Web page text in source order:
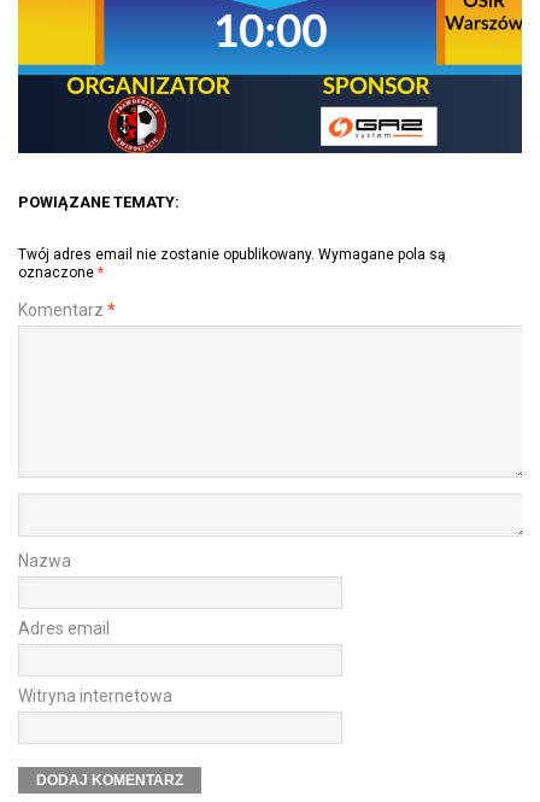
POWIĄZANE TEMATY:
Twój adres email nie zostanie opublikowany. Wymagane pola są
oznaczone *
Komentarz *
Nazwa
Adres email
Witryna internetowa